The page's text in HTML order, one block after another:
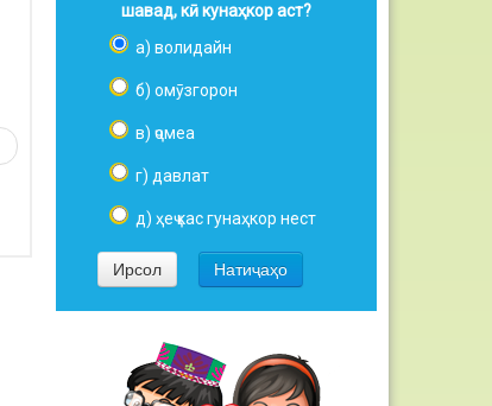
шавад, кӣ кунаҳкор аст?
а) волидайн
б) омӯзгорон
в) ҷомеа
г) давлат
д) ҳеҷ кас гунаҳкор нест